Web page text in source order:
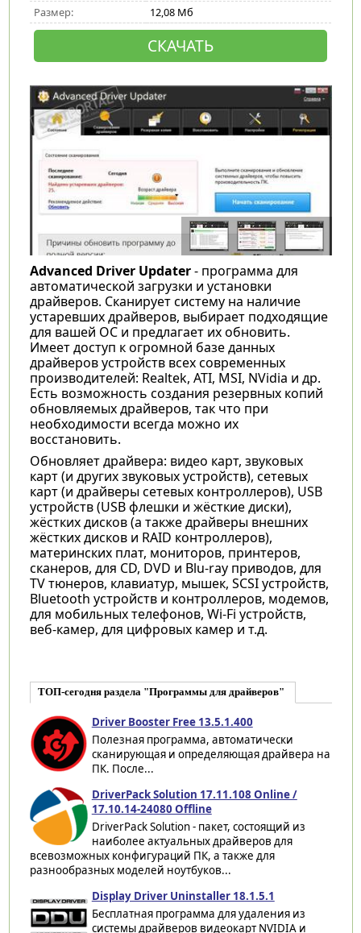
Размер: 12,08 Мб
СКАЧАТЬ
Advanced Driver Updater- программа для
автоматической загрузки и установки
драйверов. Сканирует систему на наличие
устаревших драйверов, выбирает подходящие
для вашей ОС и предлагает их обновить.
Имеет доступ к огромной базе данных
драйверов устройств всех современных
производителей: Realtek, ATI, MSI, NVidia и др.
Есть возможность создания резервных копий
обновляемых драйверов, так что при
необходимости всегда можно их
восстановить.
Обновляет драйвера: видео карт, звуковых
карт (и других звуковых устройств), сетевых
карт (и драйверы сетевых контроллеров), USB
устройств (USB флешки и жёсткие диски),
жёстких дисков (а также драйверы внешних
жёстких дисков и RAID контроллеров),
материнских плат, мониторов, принтеров,
сканеров, для CD, DVD и Blu-ray приводов, для
TV тюнеров, клавиатур, мышек, SCSI устройств,
Bluetooth устройств и контроллеров, модемов,
для мобильных телефонов, Wi-Fi устройств,
веб-камер, для цифровых камер и т.д.
ТОП-сегодня раздела "Программы для драйверов"
Driver Booster Free 13.5.1.400
Полезная программа, автоматически
сканирующая и определяющая драйвера на
ПК. После...
DriverPack Solution 17.11.108 Online /
17.10.14-24080 Offline
DriverPack Solution - пакет, состоящий из
наиболее актуальных драйверов для
всевозможных конфигураций ПК, а также для
разнообразных моделей ноутбуков...
Display Driver Uninstaller 18.1.5.1
Бесплатная программа для удаления из
системы драйверов видеокарт NVIDIA и